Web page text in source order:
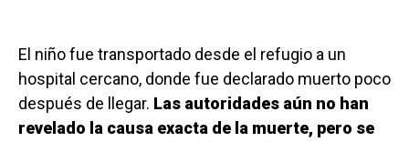
El niño fue transportado desde el refugio a un
hospital cercano, donde fue declarado muerto poco
después de llegar. Las autoridades aún no han
revelado la causa exacta de la muerte, pero se